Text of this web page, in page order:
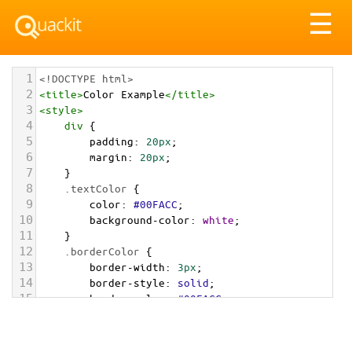
☰
1 <!DOCTYPE html>
2 <title>Color Example</title>
3 <style>
4 div {
5 padding: 20px;
6 margin: 20px;
7 }
8 .textColor {
9 color: #00FACC;
10 background-color: white;
11 }
12 .borderColor {
13 border-width: 3px;
14 border-style: solid;
15 border-color: #00FACC;